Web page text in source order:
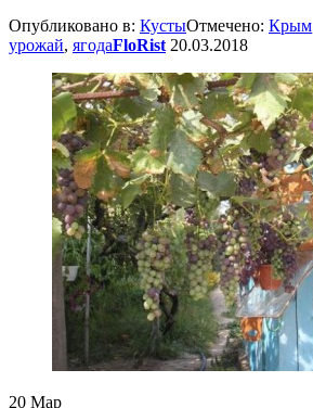
Опубликовано в: КустыОтмечено: Крым
урожай, ягодаFloRist 20.03.2018
20 Мар